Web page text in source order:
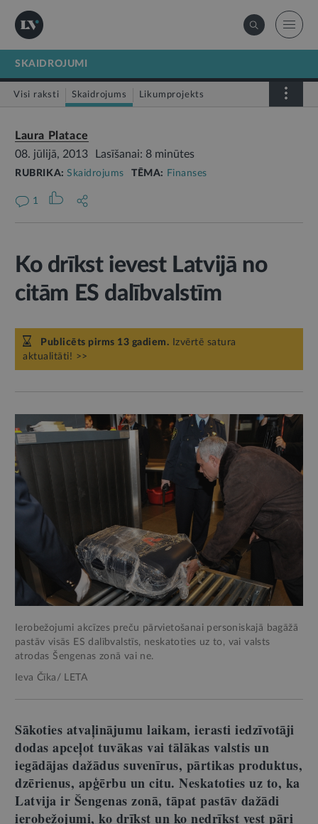
SKAIDROJUMI
Visi raksti Skaidrojums Likumprojekts
Laura Platace
08. jūlijā, 2013
Lasīšanai: 8 minūtes
RUBRIKA:Skaidrojums TĒMA: Finanses
1
Ko drīkst ievest Latvijā no
citām ES dalībvalstīm
Publicēts pirms 13 gadiem. Izvērtē satura
aktualitāti! >>
Ierobežojumi akcīzes preču pārvietošanai personiskajā bagāžā
pastāv visās ES dalībvalstīs, neskatoties uz to, vai valsts
atrodas Šengenas zonā vai ne.
Ieva Čīka/ LETA
Sākoties atvaļinājumu laikam, ierasti iedzīvotāji
dodas apceļot tuvākas vai tālākas valstis un
iegādājas dažādus suvenīrus, pārtikas produktus,
dzērienus, apģērbu un citu. Neskatoties uz to, ka
Latvija ir Šengenas zonā, tāpat pastāv dažādi
ierobežojumi, ko drīkst un ko nedrīkst vest pāri